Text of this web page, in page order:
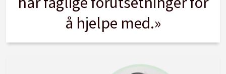
å hjelpe med.»